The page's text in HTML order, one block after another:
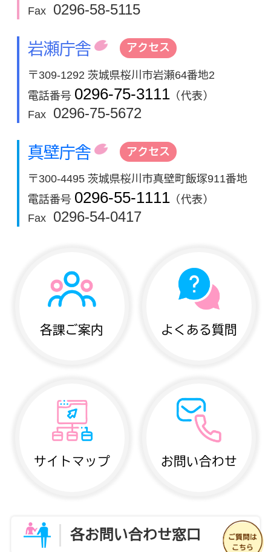
Fax
0296-58-5115
岩瀬庁舎 アクセス
〒309-1292 茨城県桜川市岩瀬64番地2
電話番号 0296-75-3111 （代表）
Fax
0296-75-5672
真壁庁舎 アクセス
〒300-4495 茨城県桜川市真壁町飯塚911番地
電話番号 0296-55-1111 （代表）
Fax
0296-54-0417
各課ご案内 よくある質問
サイトマップ お問い合わせ
各お問い合わせ窓口